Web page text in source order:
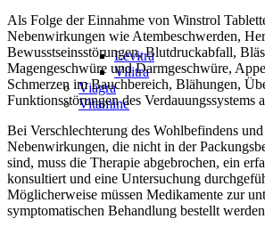
Levitra
Vilitra
Viagra
Vitamine
Als Folge der Einnahme von Winstrol
Nebenwirkungen wie Atembeschwerden,
Bewusstseinsstörungen, Blutdruckabfall,
Magengeschwüre und Darmgeschwüre,
Schmerzen im Bauchbereich, Blähungen,
Funktionsstörungen des Verdauungssystems
Bei Verschlechterung des Wohlbefindens
Nebenwirkungen, die nicht in der
sind, muss die Therapie abgebrochen, ein
konsultiert und eine Untersuchung
Möglicherweise müssen Medikamente zur
symptomatischen Behandlung bestellt